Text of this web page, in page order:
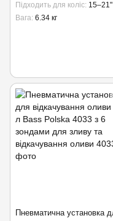
Підходить для коліс 15–21"
Вага 6.34 кг